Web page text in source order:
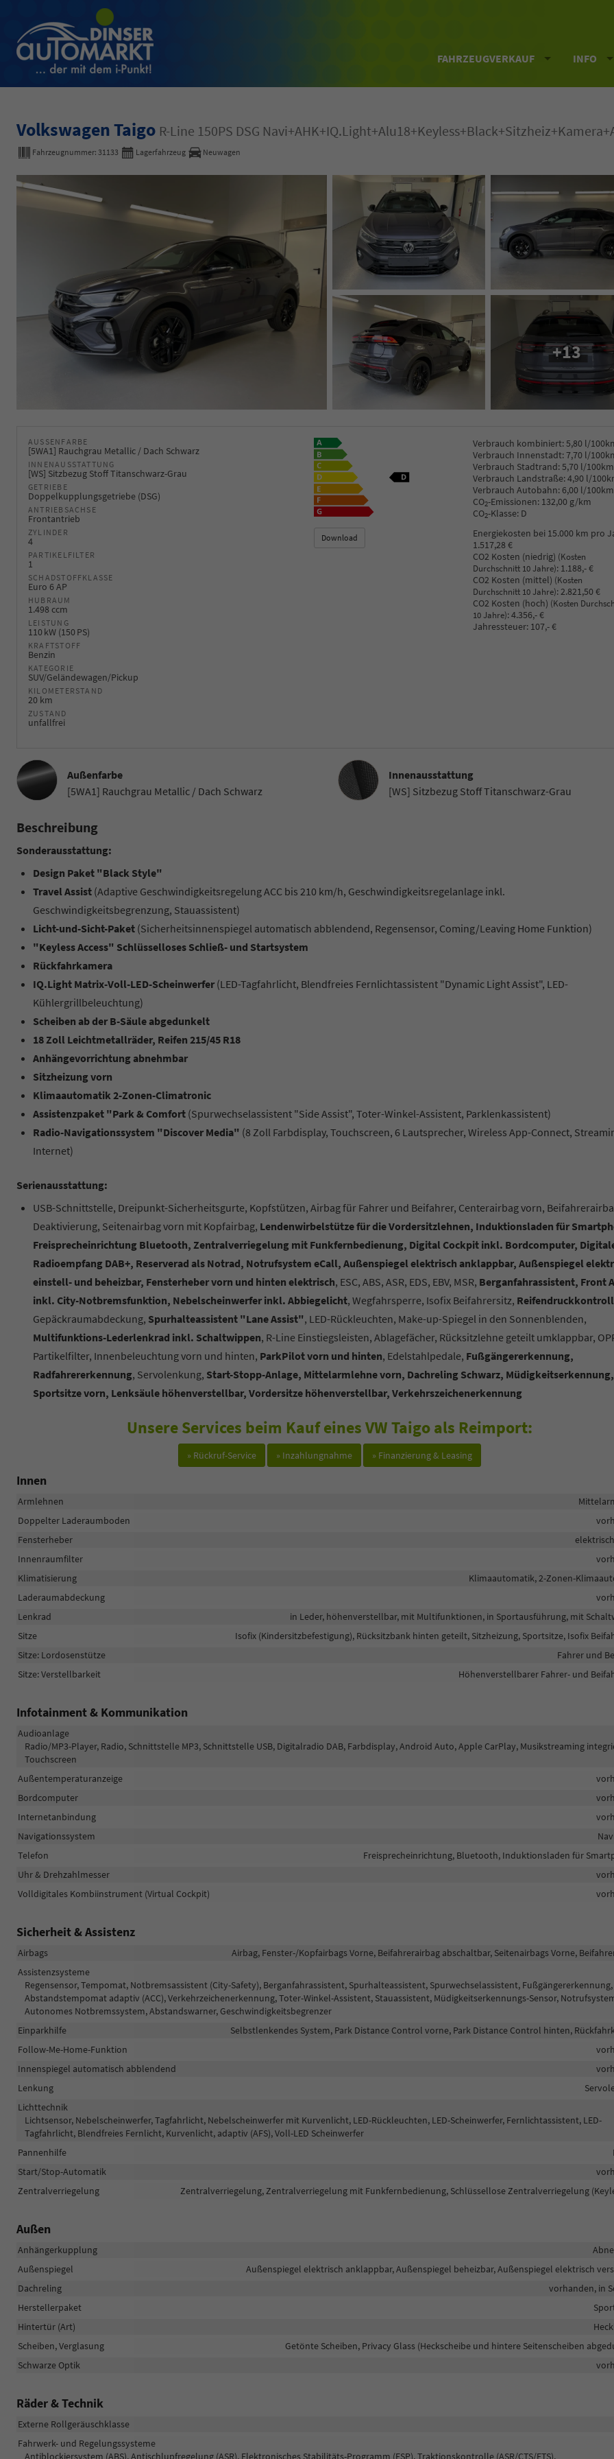
FAHRZEUGVERKAUF INFO
Volkswagen Taigo R-Line 150PS DSG
Fahrzeugnummer: 31133 Lagerfahrzeug Neuwagen
+13
AUSSENFARBE
[5WA1] Rauchgrau Metallic / Dach Schwarz
INNENAUSSTATTUNG
[WS] Sitzbezug Stoff Titanschwarz-Grau
GETRIEBE
Doppelkupplungsgetriebe (DSG)
ANTRIEBSACHSE
Frontantrieb
ZYLINDER
4
PARTIKELFILTER
1
SCHADSTOFFKLASSE
Euro 6 AP
HUBRAUM
1.498 ccm
LEISTUNG
110 kW (150 PS)
KRAFTSTOFF
Benzin
KATEGORIE
SUV/Geländewagen/Pickup
KILOMETERSTAND
20 km
ZUSTAND
unfallfrei
Verbrauch kombiniert:5,80 l/
Verbrauch Innenstadt:7,70 l/
Verbrauch Stadtrand:5,70 l/100km
Verbrauch Landstraße:4,90 l/
Verbrauch Autobahn:6,00 l/100km
CO2-Emissionen: 132,00 g/km
CO2-Klasse: D
Download
Energiekosten bei 15.000 km pro
1.517,28 €
CO2 Kosten (niedrig) (Kosten
Durchschnitt 10 Jahre): 1.188,- €
CO2 Kosten (mittel) (Kosten
Durchschnitt 10 Jahre):2.821,50 €
CO2 Kosten (hoch) (Kosten
10 Jahre):4.356,- €
Jahressteuer: 107,- €
Außenfarbe
[5WA1] Rauchgrau Metallic / Dach Schwarz
InnenausstattungInnenausstattung
[WS] Sitzbezug Stoff Titanschwarz-Grau
Beschreibung
Sonderausstattung:
Design Paket "Black Style"
Travel Assist (Adaptive Geschwindigkeitsregelung ACC bis 210 km/h, Geschwindigkeitsregelanlage inkl.
Geschwindigkeitsbegrenzung, Stauassistent)
Licht-und-Sicht-Paket (Sicherheitsinnenspiegel automatisch abblendend, Regensensor, Coming/Leaving Home Funktion)
"Keyless Access" Schlüsselloses Schließ- und Startsystem
Rückfahrkamera
IQ.Light Matrix-Voll-LED-Scheinwerfer (LED-Tagfahrlicht, Blendfreies Fernlichtassistent "Dynamic Light Assist", LED-
Kühlergrillbeleuchtung)
Scheiben ab der B-Säule abgedunkelt
18 Zoll Leichtmetallräder, Reifen 215/45 R18
Anhängevorrichtung abnehmbar
Sitzheizung vorn
Klimaautomatik 2-Zonen-Climatronic
Assistenzpaket "Park & Comfort (Spurwechselassistent "Side Assist", Toter-Winkel-Assistent, Parklenkassistent)
Radio-Navigationssystem "Discover Media" (8 Zoll Farbdisplay, Touchscreen, 6 Lautsprecher, Wireless App-Connect,
Internet)
Serienausstattung:
USB-Schnittstelle, Dreipunkt-Sicherheitsgurte, Kopfstützen, Airbag für Fahrer und Beifahrer, Centerairbag vorn,
Deaktivierung, Seitenairbag vorn mit Kopfairbag, Lendenwirbelstütze für die Vordersitzlehnen, Induktionsladen für
Freisprecheinrichtung Bluetooth, Zentralverriegelung mit Funkfernbedienung, Digital Cockpit inkl. Bordcomputer,
Radioempfang DAB+, Reserverad als Notrad, Notrufsystem eCall, Außenspiegel elektrisch anklappbar, Außenspiegel
einstell- und beheizbar, Fensterheber vorn und hinten elektrisch, ESC, ABS, ASR, EDS, EBV, MSR, Berganfahrassistent, Front
inkl. City-Notbremsfunktion, Nebelscheinwerfer inkl. Abbiegelicht, Wegfahrsperre, Isofix Beifahrersitz,
Gepäckraumabdeckung, Spurhalteassistent "Lane Assist", LED-Rückleuchten, Make-up-Spiegel in den Sonnenblenden,
Multifunktions-Lederlenkrad inkl. Schaltwippen, R-Line Einstiegsleisten, Ablagefächer, Rücksitzlehne geteilt umklappbar,
Partikelfilter, Innenbeleuchtung vorn und hinten, ParkPilot vorn und hinten, Edelstahlpedale, Fußgängererkennung,
Radfahrererkennung, Servolenkung, Start-Stopp-Anlage, Mittelarmlehne vorn, Dachreling Schwarz, Müdigkeitserkennung,
Sportsitze vorn, Lenksäule höhenverstellbar, Vordersitze höhenverstellbar, Verkehrszeichenerkennung
Unsere Services beim Kauf eines VW Taigo als Reimport:
» Rückruf-Service » Inzahlungnahme » Finanzierung & Leasing
Innen
Armlehnen
Doppelter Laderaumboden
Fensterheber
Innenraumfilter
Klimatisierung
Klimaautomatik, 2-Zonen-
Laderaumabdeckung
Lenkrad
in Leder, höhenverstellbar, mit Multifunktionen, in Sportausführung, mit
Sitze
Isofix (Kindersitzbefestigung), Rücksitzbank hinten geteilt, Sitzheizung, Sportsitze, Isofix
Sitze: Lordosenstütze
Fahrer und
Sitze: Verstellbarkeit
Höhenverstellbarer Fahrer- und
Infotainment & Kommunikation
Audioanlage
Radio/MP3-Player, Radio, Schnittstelle MP3, Schnittstelle USB, Digitalradio DAB, Farbdisplay, Android Auto, Apple CarPlay, Musikstreaming
Touchscreen
Außentemperaturanzeige
Bordcomputer
Internetanbindung
Navigationssystem
Telefon
Freisprecheinrichtung, Bluetooth, Induktionsladen für
Uhr & Drehzahlmesser
Volldigitales Kombiinstrument (Virtual Cockpit)
Sicherheit & Assistenz
Airbags
Airbag, Fenster-/Kopfairbags Vorne, Beifahrerairbag abschaltbar, Seitenairbags Vorne,
Assistenzsysteme
Regensensor, Tempomat, Notbremsassistent (City-Safety), Berganfahrassistent, Spurhalteassistent, Spurwechselassistent, Fußgängererkennung,
Abstandstempomat adaptiv (ACC), Verkehrzeichenerkennung, Toter-Winkel-Assistent, Stauassistent, Müdigkeitserkennungs-Sensor,
Autonomes Notbremssystem, Abstandswarner, Geschwindigkeitsbegrenzer
Einparkhilfe
Selbstlenkendes System, Park Distance Control vorne, Park Distance Control hinten,
Follow-Me-Home-Funktion
Innenspiegel automatisch abblendend
Lenkung
Lichttechnik
Lichtsensor, Nebelscheinwerfer, Tagfahrlicht, Nebelscheinwerfer mit Kurvenlicht, LED-Rückleuchten, LED-Scheinwerfer, Fernlichtassistent, LED-
Tagfahrlicht, Blendfreies Fernlicht, Kurvenlicht, adaptiv (AFS), Voll-LED Scheinwerfer
Pannenhilfe
Start/Stop-Automatik
Zentralverriegelung
Zentralverriegelung, Zentralverriegelung mit Funkfernbedienung, Schlüssellose Zentralverriegelung
Außen
Anhängerkupplung
Außenspiegel
Außenspiegel elektrisch anklappbar, Außenspiegel beheizbar, Außenspiegel elektrisch
Dachreling
vorhanden, in
Herstellerpaket
Hintertür (Art)
Scheiben, Verglasung
Getönte Scheiben, Privacy Glass (Heckscheibe und hintere Seitenscheiben
Schwarze Optik
Räder & Technik
Externe Rollgeräuschklasse
Fahrwerk- und Regelungssysteme
Antiblockiersystem (ABS), Antischlupfregelung (ASR), Elektronisches Stabilitäts-Programm (ESP), Traktionskontrolle (ASR/CTS/ETS),